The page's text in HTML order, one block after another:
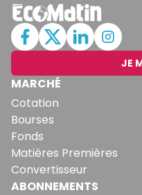
JE
MARCHÉ
Cotation
Bourses
Fonds
Matières Premières
Convertisseur
ABONNEMENTS